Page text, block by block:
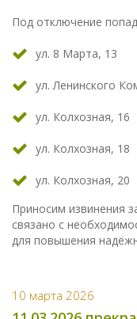
Под отключение
ул. 8 Марта, 13
ул. Ленинского
ул. Колхозная, 16
ул. Колхозная, 18
ул. Колхозная, 20
Приносим извинения
связано с
для повышения
10 марта 2026